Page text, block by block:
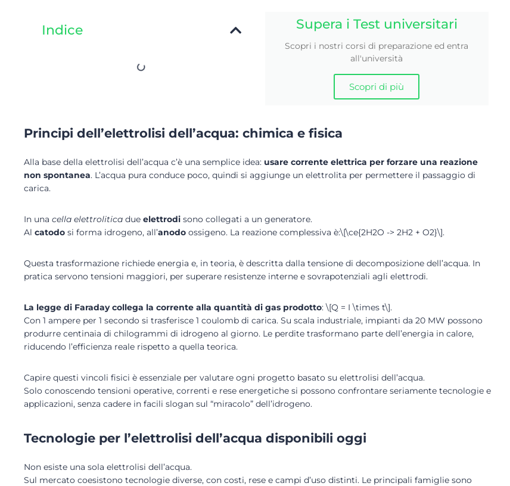
Indice Supera i Test universitari
Scopri i nostri corsi di preparazione ed entra
all'università
Scopri di più
Principi dell’elettrolisi dell’acqua: chimica e fisica
Alla base della elettrolisi dell’acqua c’è una semplice idea: usare corrente elettrica per forzare una reazione
non spontanea. L’acqua pura conduce poco, quindi si aggiunge un elettrolita per permettere il passaggio di
carica.
In una cella elettrolitica due elettrodi sono collegati a un generatore.
Al catodo si forma idrogeno, all’anodo ossigeno. La reazione complessiva è:\[\ce{2H2O -> 2H2 + O2}\].
Questa trasformazione richiede energia e, in teoria, è descritta dalla tensione di decomposizione dell’acqua. In
pratica servono tensioni maggiori, per superare resistenze interne e sovrapotenziali agli elettrodi.
La legge di Faraday collega la corrente alla quantità di gas prodotto: \[Q = I \times t\].
Con 1 ampere per 1 secondo si trasferisce 1 coulomb di carica. Su scala industriale, impianti da 20 MW possono
produrre centinaia di chilogrammi di idrogeno al giorno. Le perdite trasformano parte dell’energia in calore,
riducendo l’efficienza reale rispetto a quella teorica.
Capire questi vincoli fisici è essenziale per valutare ogni progetto basato su elettrolisi dell’acqua.
Solo conoscendo tensioni operative, correnti e rese energetiche si possono confrontare seriamente tecnologie e
applicazioni, senza cadere in facili slogan sul “miracolo” dell’idrogeno.
Tecnologie per l’elettrolisi dell’acqua disponibili oggi
Non esiste una sola elettrolisi dell’acqua.
Sul mercato coesistono tecnologie diverse, con costi, rese e campi d’uso distinti. Le principali famiglie sono